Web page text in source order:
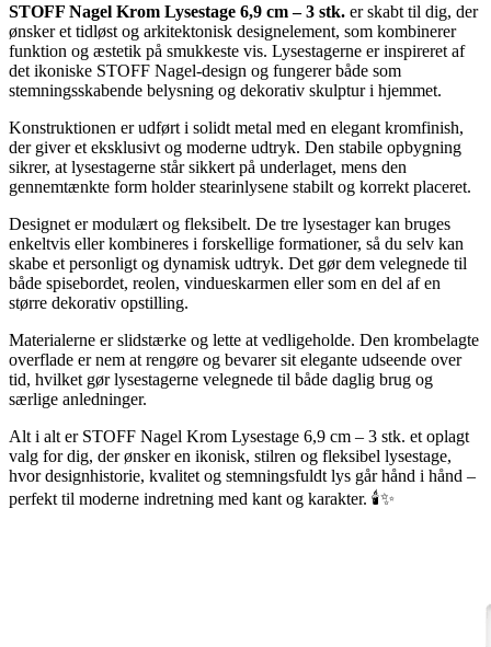
STOFF Nagel Krom Lysestage 6,9 cm – 3 stk. er skabt til dig, der
ønsker et tidløst og arkitektonisk designelement, som kombinerer
funktion og æstetik på smukkeste vis. Lysestagerne er inspireret af
det ikoniske STOFF Nagel-design og fungerer både som
stemningsskabende belysning og dekorativ skulptur i hjemmet.
Konstruktionen er udført i solidt metal med en elegant kromfinish,
der giver et eksklusivt og moderne udtryk. Den stabile opbygning
sikrer, at lysestagerne står sikkert på underlaget, mens den
gennemtænkte form holder stearinlysene stabilt og korrekt placeret.
Designet er modulært og fleksibelt. De tre lysestager kan bruges
enkeltvis eller kombineres i forskellige formationer, så du selv kan
skabe et personligt og dynamisk udtryk. Det gør dem velegnede til
både spisebordet, reolen, vindueskarmen eller som en del af en
større dekorativ opstilling.
Materialerne er slidstærke og lette at vedligeholde. Den krombelagte
overflade er nem at rengøre og bevarer sit elegante udseende over
tid, hvilket gør lysestagerne velegnede til både daglig brug og
særlige anledninger.
Alt i alt er STOFF Nagel Krom Lysestage 6,9 cm – 3 stk. et oplagt
valg for dig, der ønsker en ikonisk, stilren og fleksibel lysestage,
hvor designhistorie, kvalitet og stemningsfuldt lys går hånd i hånd –
perfekt til moderne indretning med kant og karakter. 🕯️✨